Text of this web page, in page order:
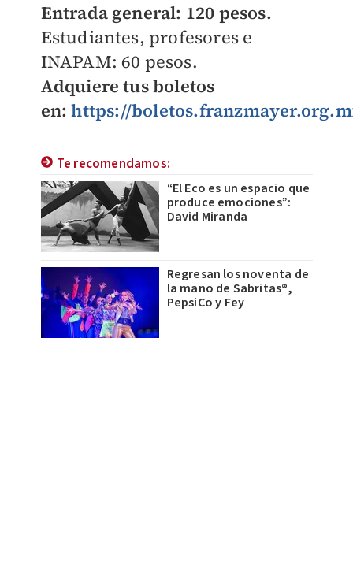
Entrada general: 120 pesos.
Estudiantes, profesores e
INAPAM: 60 pesos.
Adquiere tus boletos
en:https://
Te recomendamos:
“El Eco es un espacio que
produce emociones”:
David Miranda
Regresan los noventa de
la mano de Sabritas®,
PepsiCo y Fey